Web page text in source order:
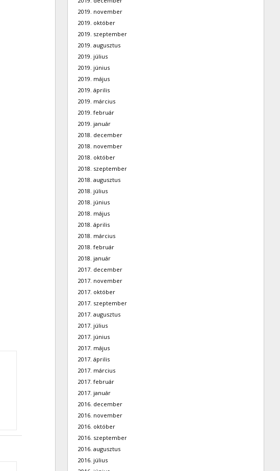
2019. november
2019. október
2019. szeptember
2019. augusztus
2019. július
2019. június
2019. május
2019. április
2019. március
2019. február
2019. január
2018. december
2018. november
2018. október
2018. szeptember
2018. augusztus
2018. július
2018. június
2018. május
2018. április
2018. március
2018. február
2018. január
2017. december
2017. november
2017. október
2017. szeptember
2017. augusztus
2017. július
2017. június
2017. május
2017. április
2017. március
2017. február
2017. január
2016. december
2016. november
2016. október
2016. szeptember
2016. augusztus
2016. július